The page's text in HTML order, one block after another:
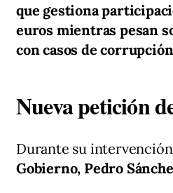
que gestiona
euros mientras pesan
con casos de corrupción
Nueva petición
Durante su
Gobierno, Pedro